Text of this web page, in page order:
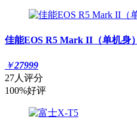
佳能EOS R5 Mark II（单机身）
￥27999
27人评分
100%好评